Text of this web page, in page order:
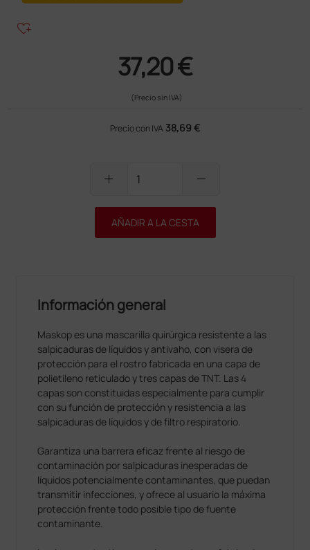
heart_plus
37,20 €
(Precio sin IVA)
Precio con IVA 38,69 €
add remove
AÑADIR A LA CESTA
Información general
Maskop es una mascarilla quirúrgica resistente a las
salpicaduras de líquidos y antivaho, con visera de
protección para el rostro fabricada en una capa de
polietileno reticulado y tres capas de TNT. Las 4
capas son constituidas especialmente para cumplir
con su función de protección y resistencia a las
salpicaduras de líquidos y de filtro respiratorio.
Garantiza una barrera eficaz frente al riesgo de
contaminación por salpicaduras inesperadas de
líquidos potencialmente contaminantes, que puedan
transmitir infecciones, y ofrece al usuario la máxima
protección frente todo posible tipo de fuente
contaminante.